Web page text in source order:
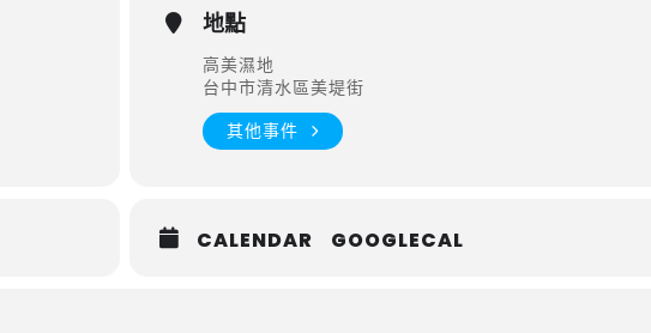
地點
高美濕地
台中市清水區美堤街
其他事件
CALENDAR GOOGLECAL